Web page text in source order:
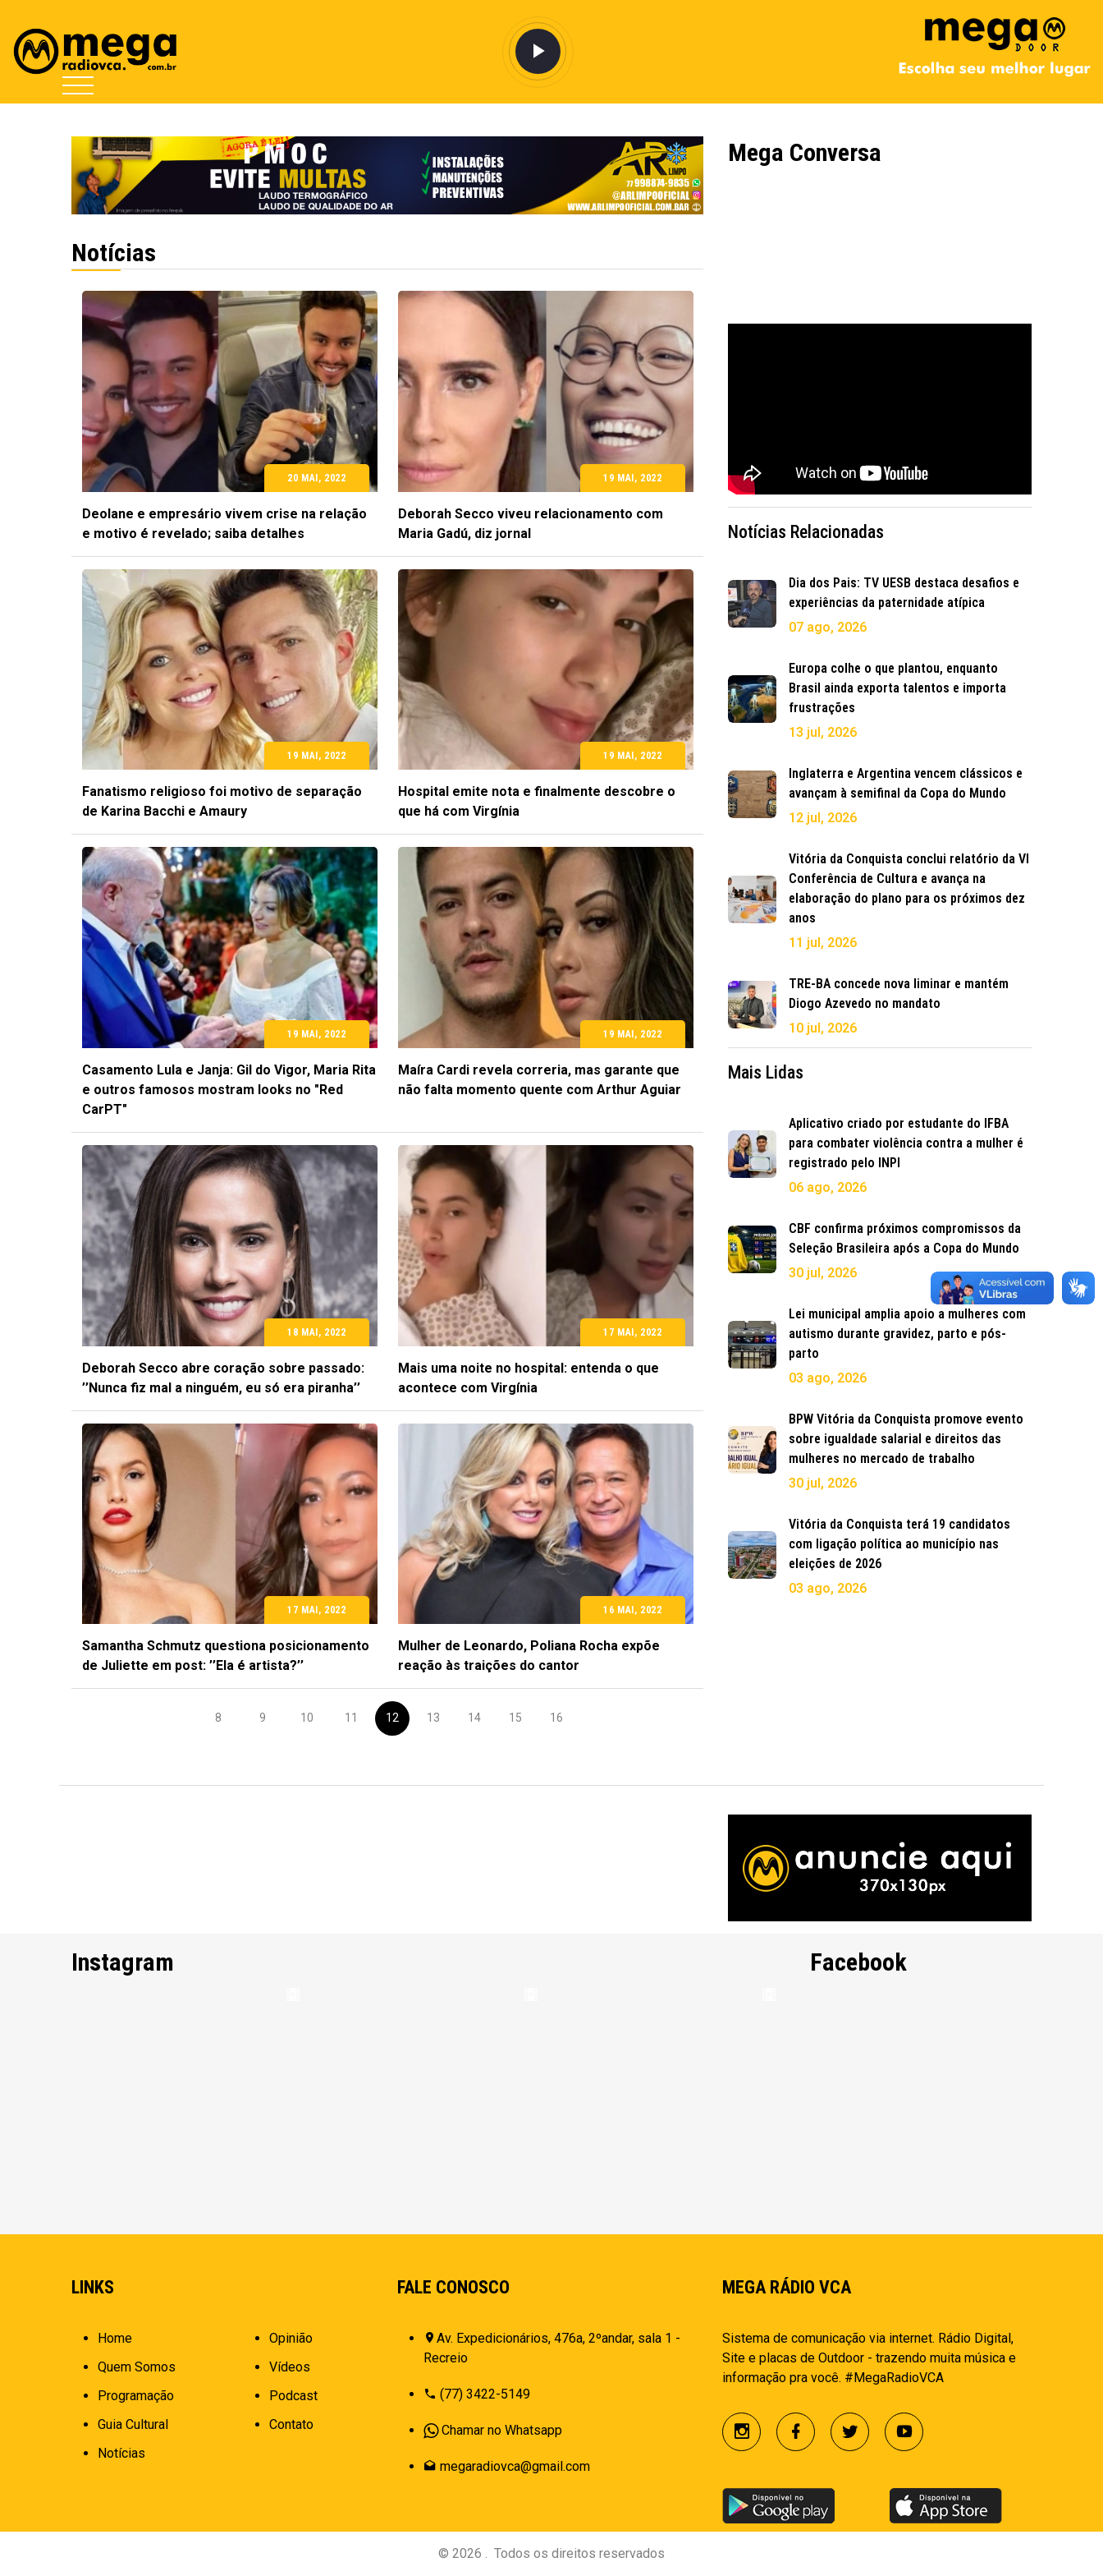
Notícias
20 MAI, 2022
Deolane e empresário vivem crise na relação
e motivo é revelado; saiba detalhes
19 MAI, 2022
Deborah Secco viveu relacionamento com
Maria Gadú, diz jornal
19 MAI, 2022
Fanatismo religioso foi motivo de separação
de Karina Bacchi e Amaury
19 MAI, 2022
Hospital emite nota e finalmente descobre o
que há com Virgínia
19 MAI, 2022
Casamento Lula e Janja: Gil do Vigor, Maria Rita
e outros famosos mostram looks no "Red
CarPT"
19 MAI, 2022
Maíra Cardi revela correria, mas garante que
não falta momento quente com Arthur Aguiar
18 MAI, 2022
Deborah Secco abre coração sobre passado:
’’Nunca fiz mal a ninguém, eu só era piranha’’
17 MAI, 2022
Mais uma noite no hospital: entenda o que
acontece com Virgínia
17 MAI, 2022
Samantha Schmutz questiona posicionamento
de Juliette em post: ’’Ela é artista?’’
16 MAI, 2022
Mulher de Leonardo, Poliana Rocha expõe
reação às traições do cantor
8 9 10 11 12 13 14 15 16
Mega Conversa
Notícias Relacionadas
Dia dos Pais: TV UESB destaca desafios e
experiências da paternidade atípica
07 ago, 2026
Europa colhe o que plantou, enquanto
Brasil ainda exporta talentos e importa
frustrações
13 jul, 2026
Inglaterra e Argentina vencem clássicos e
avançam à semifinal da Copa do Mundo
12 jul, 2026
Vitória da Conquista conclui relatório da VI
Conferência de Cultura e avança na
elaboração do plano para os próximos dez
anos
11 jul, 2026
TRE-BA concede nova liminar e mantém
Diogo Azevedo no mandato
10 jul, 2026
Mais Lidas
Aplicativo criado por estudante do IFBA
para combater violência contra a mulher é
registrado pelo INPI
06 ago, 2026
CBF confirma próximos compromissos da
Seleção Brasileira após a Copa do Mundo
30 jul, 2026
Lei municipal amplia apoio a mulheres com
autismo durante gravidez, parto e pós-
parto
03 ago, 2026
BPW Vitória da Conquista promove evento
sobre igualdade salarial e direitos das
mulheres no mercado de trabalho
30 jul, 2026
Vitória da Conquista terá 19 candidatos
com ligação política ao município nas
eleições de 2026
03 ago, 2026
Instagram Facebook
LINKS
Home
Quem Somos
Programação
Guia Cultural
Notícias
Opinião
Vídeos
Podcast
Contato
FALE CONOSCO
Av. Expedicionários, 476a, 2ºandar, sala 1 -
Recreio
(77) 3422-5149
Chamar no Whatsapp
megaradiovca@gmail.com
MEGA RÁDIO VCA
Sistema de comunicação via internet. Rádio Digital,
Site e placas de Outdoor - trazendo muita música e
informação pra você. #MegaRadioVCA
© 2026 . Todos os direitos reservados